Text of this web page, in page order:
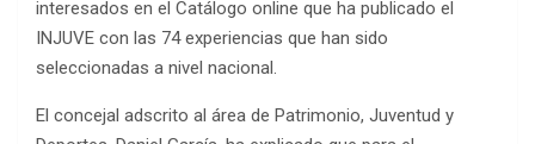
interesados en el Catálogo online que ha publicado el
INJUVE con las 74 experiencias que han sido
seleccionadas a nivel nacional.
El concejal adscrito al área de Patrimonio, Juventud y